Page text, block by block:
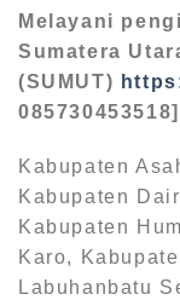
Melayani
Sumatera
(SUMUT)
085730453518]
Kabupaten
Kabupaten
Kabupaten
Karo,
Labuhanbatu